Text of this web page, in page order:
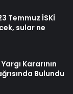
Temmuz İSKİ
sular ne
Kararının
Bulundu